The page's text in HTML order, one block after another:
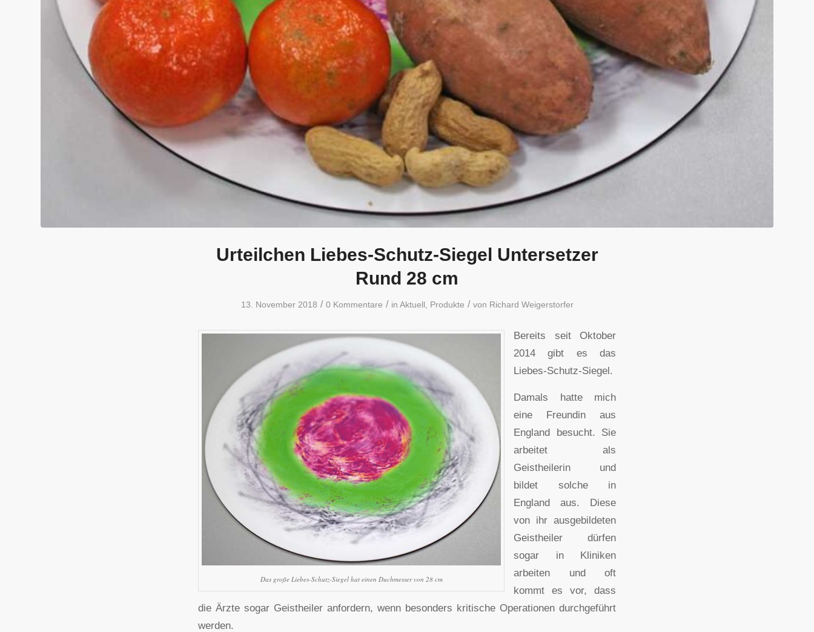
Urteilchen Liebes-Schutz-Siegel Untersetzer
Rund 28 cm
13. November 2018 / 0 Kommentare / in Aktuell Produkte / von Richard Weigerstorfer
Das große Liebes-Schutz-Siegel hat einen Duchmesser von 28 cm
Bereits seit Oktober
2014 gibt es das
Liebes-Schutz-Siegel.
Damals hatte mich
eine Freundin aus
England besucht. Sie
arbeitet als
Geistheilerin und
bildet solche in
England aus. Diese
von ihr ausgebildeten
Geistheiler dürfen
sogar in Kliniken
arbeiten und oft
kommt es vor, dass
die Ärzte sogar Geistheiler anfordern, wenn besonders kritische Operationen durchgeführt
werden.